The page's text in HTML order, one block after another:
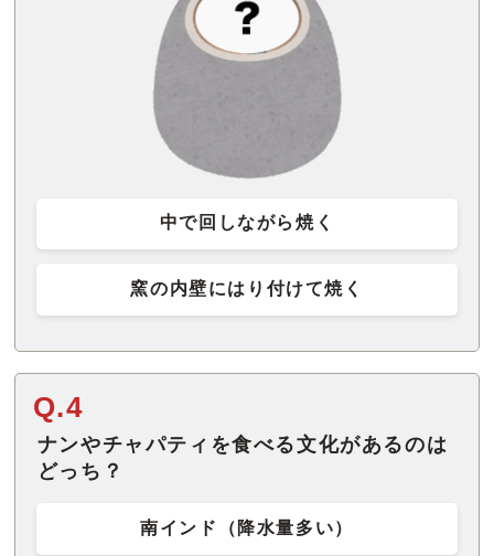
中で回しながら焼く
窯の内壁にはり付けて焼く
Q.4
ナンやチャパティを食べる文化があるのは
どっち？
南インド（降水量多い）